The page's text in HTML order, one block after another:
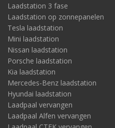
Laadstation 3 fase
Laadstation op zonnepanelen
Tesla laadstation
Mini laadstation
Nissan laadstation
Porsche laadstation
Kia laadstation
Mercedes-Benz laadstation
Hyundai laadstation
Laadpaal vervangen
Laadpaal Alfen vervangen